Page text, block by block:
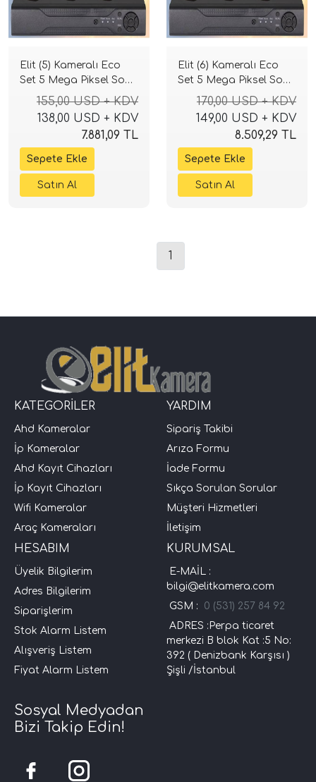
Elit (5) Kameralı Eco
Set 5 Mega Piksel Sony
Lensli Full HD Gece
Görüşlü Güvenlik
Kamerası Sistemi
155,00 USD + KDV
138,00 USD + KDV
7.881,09 TL
Elit (6) Kameralı Eco
Set 5 Mega Piksel Sony
Lensli Full HD Gece
Görüşlü Güvenlik
Kamerası Sistemi
170,00 USD + KDV
149,00 USD + KDV
8.509,29 TL
1
KATEGORİLER
Ahd Kameralar
İp Kameralar
Ahd Kayıt Cihazları
İp Kayıt Cihazları
Wifi Kameralar
Araç Kameraları
YARDIM
Sipariş Takibi
Arıza Formu
İade Formu
Sıkça Sorulan Sorular
Müşteri Hizmetleri
İletişim
HESABIM
Üyelik Bilgilerim
Adres Bilgilerim
Siparişlerim
Stok Alarm Listem
Alışveriş Listem
Fiyat Alarm Listem
KURUMSAL
E-MAİL :
bilgi@elitkamera.com
GSM : 0 (531) 257 84 92
ADRES :Perpa ticaret
merkezi B blok Kat :5 No:
392 ( Denizbank Karşısı )
Şişli /İstanbul
Sosyal Medyadan
Bizi Takip Edin!